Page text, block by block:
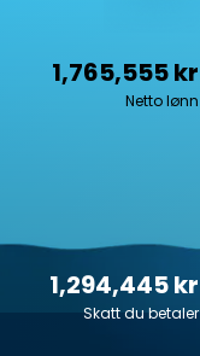
1,765,555 kr
Netto lønn
1,294,445 kr
Skatt du betaler